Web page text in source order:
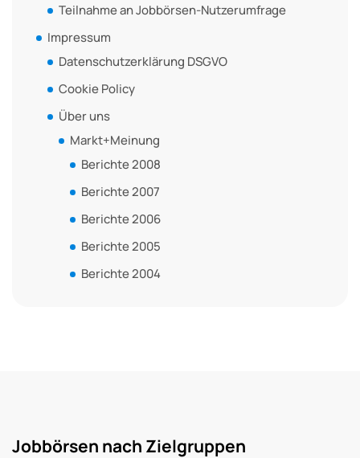
Teilnahme an Jobbörsen-Nutzerumfrage
Impressum
Datenschutzerklärung DSGVO
Cookie Policy
Über uns
Markt+Meinung
Berichte 2008
Berichte 2007
Berichte 2006
Berichte 2005
Berichte 2004
Jobbörsen nach Zielgruppen